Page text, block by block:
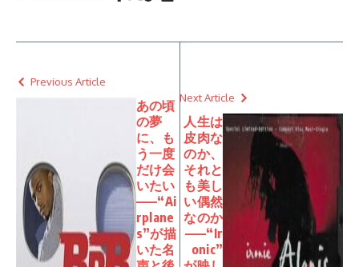
Previous Article
あの頃
の夢
に、も
う一度
だけ会
いたい
——“Ai
rplane
s”が描
いた名
Next Article
人生は
皮肉な
のか、
それと
も美し
い偶然
なのか
——“Ir
onic”